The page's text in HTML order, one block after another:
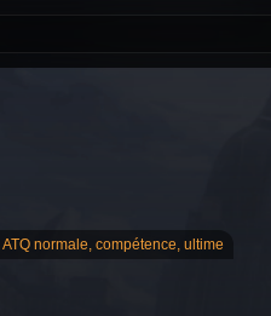
ATQ normale, compétence, ultime